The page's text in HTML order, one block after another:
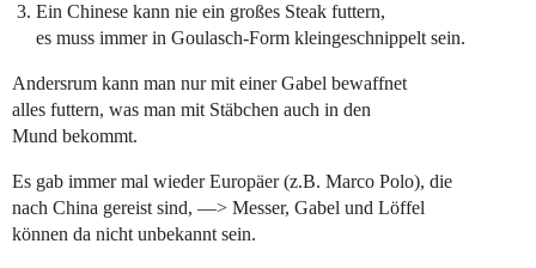
Ein Chinese kann nie ein großes Steak futtern,
es muss immer in Goulasch-Form kleingeschnippelt sein.
Andersrum kann man nur mit einer Gabel bewaffnet
alles futtern, was man mit Stäbchen auch in den
Mund bekommt.
Es gab immer mal wieder Europäer (z.B. Marco Polo), die
nach China gereist sind, —> Messer, Gabel und Löffel
können da nicht unbekannt sein.